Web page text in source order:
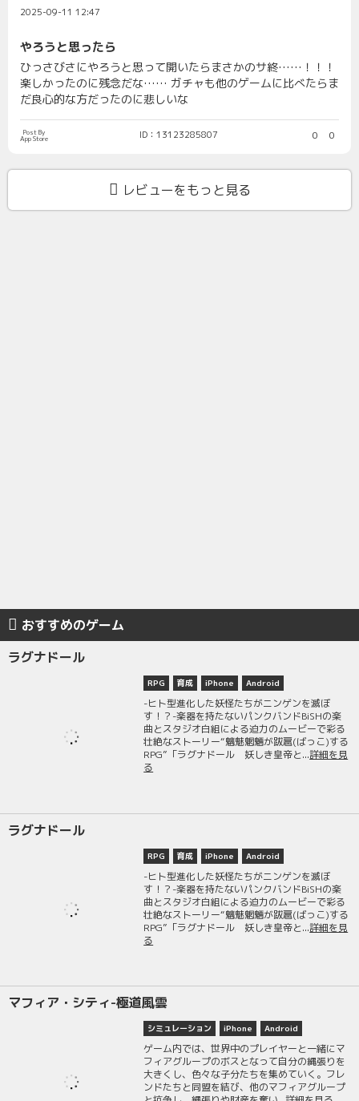
2025-09-11 12:47
やろうと思ったら
ひっさびさにやろうと思って開いたらまさかのサ終……！！！
楽しかったのに残念だな…… ガチャも他のゲームに比べたらま
だ良心的な方だったのに悲しいな
Post By
App Store ID：13123285807 0 0
レビューをもっと見る
おすすめのゲーム
ラグナドール
RPG 育成 iPhone Android
-ヒト型進化した妖怪たちがニンゲンを滅ぼ
す！？-楽器を持たないパンクバンドBiSHの楽
曲とスタジオ白組による迫力のムービーで彩る
壮絶なストーリー“魑魅魍魎が跋扈(ばっこ)する
RPG”「ラグナドール 妖しき皇帝と...詳細を見
る
ラグナドール
RPG 育成 iPhone Android
-ヒト型進化した妖怪たちがニンゲンを滅ぼ
す！？-楽器を持たないパンクバンドBiSHの楽
曲とスタジオ白組による迫力のムービーで彩る
壮絶なストーリー“魑魅魍魎が跋扈(ばっこ)する
RPG”「ラグナドール 妖しき皇帝と...詳細を見
る
マフィア・シティ-極道風雲
シミュレーション iPhone Android
ゲーム内では、世界中のプレイヤーと一緒にマ
フィアグループのボスとなって自分の縄張りを
大きくし、色々な子分たちを集めていく。フレ
ンドたちと同盟を結び、他のマフィアグループ